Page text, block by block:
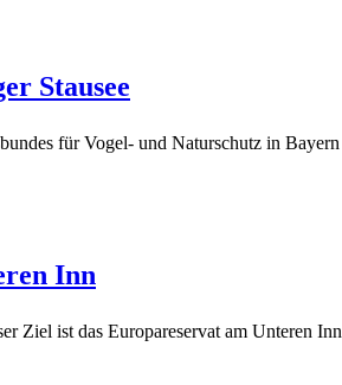
Stausee
für Vogel- und Naturschutz in
Inn
Ziel ist das Europareservat am Unteren